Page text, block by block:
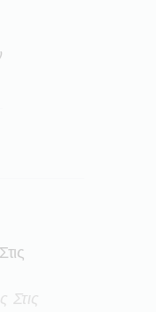
Στις